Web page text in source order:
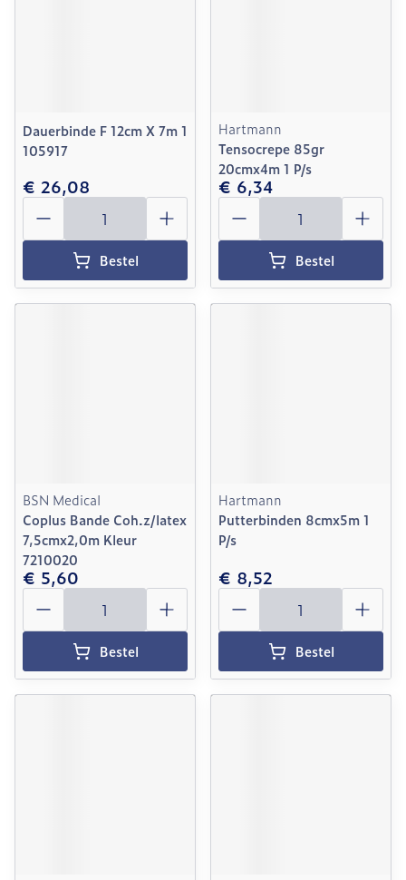
Dauerbinde F 12cm X 7m 1
105917
€ 26,08
Aantal
Bestel
Hartmann
Tensocrepe 85gr
20cmx4m 1 P/s
€ 6,34
Aantal
Bestel
BSN Medical
Coplus Bande Coh.z/latex
7,5cmx2,0m Kleur
7210020
€ 5,60
Aantal
Bestel
Hartmann
Putterbinden 8cmx5m 1
P/s
€ 8,52
Aantal
Bestel